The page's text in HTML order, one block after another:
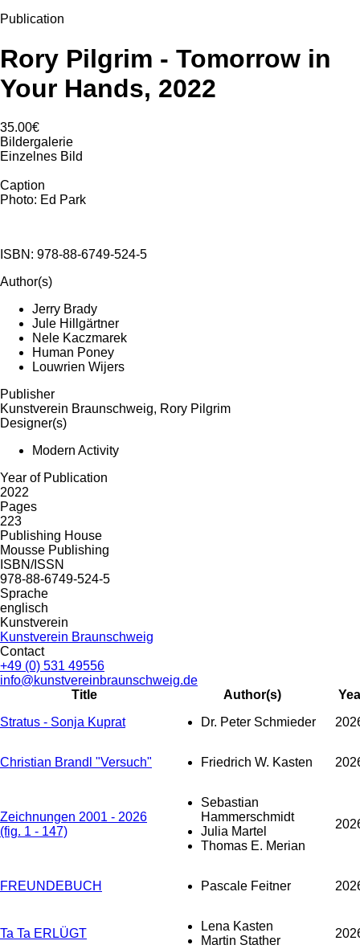
Publication
Rory Pilgrim - Tomorrow in
Your Hands, 2022
35.00€
Bildergalerie
Einzelnes Bild
Caption
Photo: Ed Park
ISBN: 978-88-6749-524-5
Author(s)
Jerry Brady
Jule Hillgärtner
Nele Kaczmarek
Human Poney
Louwrien Wijers
Publisher
Kunstverein Braunschweig, Rory Pilgrim
Designer(s)
Modern Activity
Year of Publication
2022
Pages
223
Publishing House
Mousse Publishing
ISBN/ISSN
978-88-6749-524-5
Sprache
englisch
Kunstverein
Kunstverein Braunschweig
Contact
+49 (0) 531 49556
info@kunstvereinbraunschweig.de
Title
Author(s)
Stratus - Sonja Kuprat
Dr. Peter Schmieder
Christian Brandl "Versuch" Friedrich W. Kasten
Zeichnungen 2001 - 2026
(fig. 1 - 147)
Sebastian
Hammerschmidt
Julia Martel
Thomas E. Merian
FREUNDEBUCH Pascale Feitner
Ta Ta ERLÜGT
Lena Kasten
Martin Stather